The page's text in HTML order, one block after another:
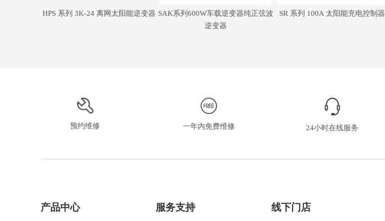
HPS 系列 3K-24 离网太阳能逆变器 SAK系列600W车载逆变器纯正弦波
逆变器
SR 系列 100A 太阳能充电控制器
预约维修 一年内免费维修 24小时在线服务
产品中心 服务支持 线下门店